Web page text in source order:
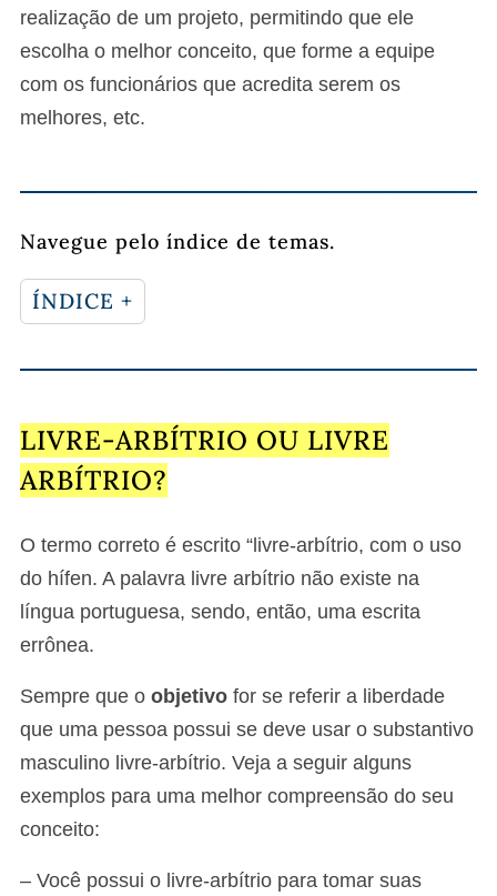
realização de um projeto, permitindo que ele
escolha o melhor conceito, que forme a equipe
com os funcionários que acredita serem os
melhores, etc.
Navegue pelo índice de temas.
ÍNDICE +
LIVRE-ARBÍTRIO OU LIVRE
ARBÍTRIO?
O termo correto é escrito “livre-arbítrio, com o uso
do hífen. A palavra livre arbítrio não existe na
língua portuguesa, sendo, então, uma escrita
errônea.
Sempre que o objetivo for se referir a liberdade
que uma pessoa possui se deve usar o substantivo
masculino livre-arbítrio. Veja a seguir alguns
exemplos para uma melhor compreensão do seu
conceito:
– Você possui o livre-arbítrio para tomar suas